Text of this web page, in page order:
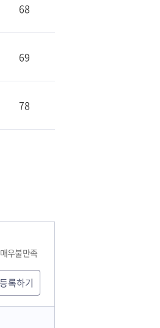
68
69
78
매우불만족